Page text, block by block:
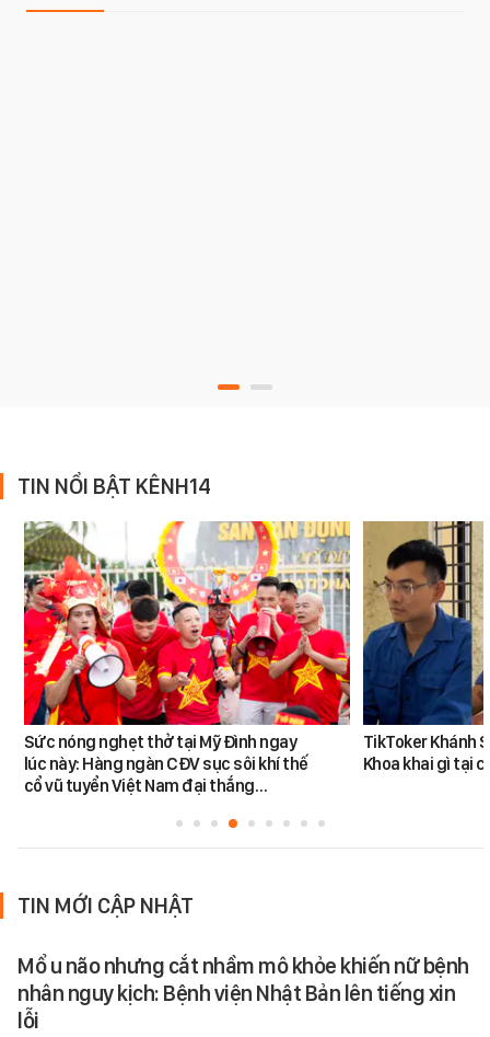
TIN NỔI BẬT KÊNH14
Sức nóng nghẹt thở tại Mỹ Đình ngay
lúc này: Hàng ngàn CĐV sục sôi khí thế
cổ vũ tuyển Việt Nam đại thắng…
TikToker Khánh
Khoa khai gì tại
TIN MỚI CẬP NHẬT
Mổ u não nhưng cắt nhầm mô khỏe khiến nữ bệnh
nhân nguy kịch: Bệnh viện Nhật Bản lên tiếng xin
lỗi